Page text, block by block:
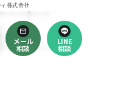
メール
相談
LINE
相談
株式会社
3-22-3三協ビル1F
クリエイティブ・アーツ